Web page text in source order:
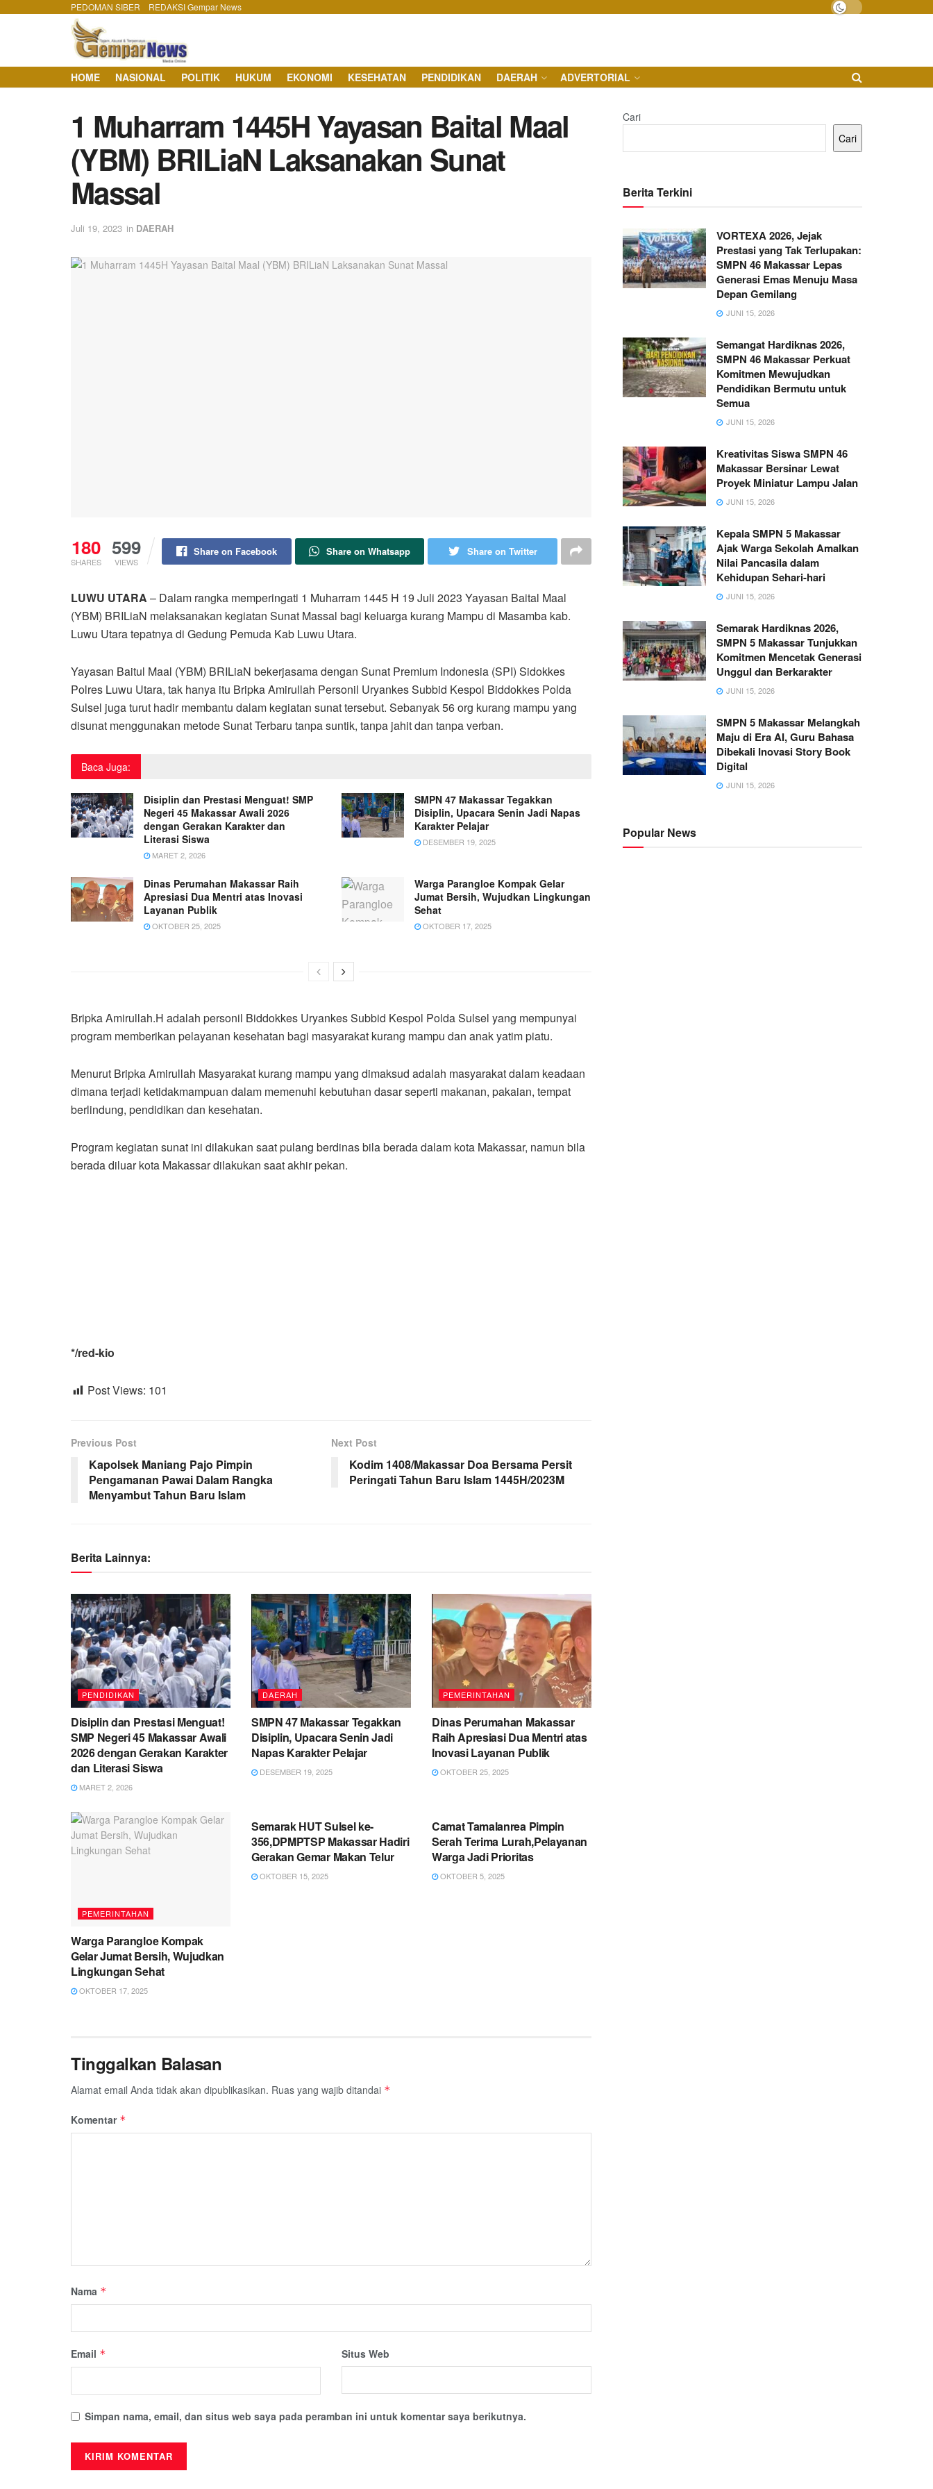
PEDOMAN SIBER REDAKSI Gempar News
HOME NASIONAL POLITIK HUKUM EKONOMI KESEHATAN PENDIDIKAN DAERAH ADVERTORIAL
1 Muharram 1445H Yayasan Baital Maal
(YBM) BRILiaN Laksanakan Sunat
Massal
Juli 19, 2023 in DAERAH
180
SHARES
599
VIEWS
Share on Facebook Share on Whatsapp Share on Twitter
LUWU UTARA – Dalam rangka memperingati 1 Muharram 1445 H 19 Juli 2023 Yayasan Baital Maal
(YBM) BRILiaN melaksanakan kegiatan Sunat Massal bagi keluarga kurang Mampu di Masamba kab.
Luwu Utara tepatnya di Gedung Pemuda Kab Luwu Utara.
Yayasan Baitul Maal (YBM) BRILiaN bekerjasama dengan Sunat Premium Indonesia (SPI) Sidokkes
Polres Luwu Utara, tak hanya itu Bripka Amirullah Personil Uryankes Subbid Kespol Biddokkes Polda
Sulsel juga turut hadir membantu dalam kegiatan sunat tersebut. Sebanyak 56 org kurang mampu yang
disunat menggunakan metode Sunat Terbaru tanpa suntik, tanpa jahit dan tanpa verban.
Baca Juga:
Disiplin dan Prestasi Menguat! SMP
Negeri 45 Makassar Awali 2026
dengan Gerakan Karakter dan
Literasi Siswa
MARET 2, 2026
SMPN 47 Makassar Tegakkan
Disiplin, Upacara Senin Jadi Napas
Karakter Pelajar
DESEMBER 19, 2025
Dinas Perumahan Makassar Raih
Apresiasi Dua Mentri atas Inovasi
Layanan Publik
OKTOBER 25, 2025
Warga Parangloe Kompak Gelar
Jumat Bersih, Wujudkan Lingkungan
Sehat
OKTOBER 17, 2025
Bripka Amirullah.H adalah personil Biddokkes Uryankes Subbid Kespol Polda Sulsel yang mempunyai
program memberikan pelayanan kesehatan bagi masyarakat kurang mampu dan anak yatim piatu.
Menurut Bripka Amirullah Masyarakat kurang mampu yang dimaksud adalah masyarakat dalam keadaan
dimana terjadi ketidakmampuan dalam memenuhi kebutuhan dasar seperti makanan, pakaian, tempat
berlindung, pendidikan dan kesehatan.
Program kegiatan sunat ini dilakukan saat pulang berdinas bila berada dalam kota Makassar, namun bila
berada diluar kota Makassar dilakukan saat akhir pekan.
*/red-kio
Post Views: 101
Previous Post
Kapolsek Maniang Pajo Pimpin
Pengamanan Pawai Dalam Rangka
Menyambut Tahun Baru Islam
Next Post
Kodim 1408/Makassar Doa Bersama Persit
Peringati Tahun Baru Islam 1445H/2023M
Berita Lainnya:
PENDIDIKAN
Disiplin dan Prestasi Menguat!
SMP Negeri 45 Makassar Awali
2026 dengan Gerakan Karakter
dan Literasi Siswa
MARET 2, 2026
DAERAH
SMPN 47 Makassar Tegakkan
Disiplin, Upacara Senin Jadi
Napas Karakter Pelajar
DESEMBER 19, 2025
PEMERINTAHAN
Dinas Perumahan Makassar
Raih Apresiasi Dua Mentri atas
Inovasi Layanan Publik
OKTOBER 25, 2025
PEMERINTAHAN
Warga Parangloe Kompak
Gelar Jumat Bersih, Wujudkan
Lingkungan Sehat
OKTOBER 17, 2025
Semarak HUT Sulsel ke-
356,DPMPTSP Makassar Hadiri
Gerakan Gemar Makan Telur
OKTOBER 15, 2025
Camat Tamalanrea Pimpin
Serah Terima Lurah,Pelayanan
Warga Jadi Prioritas
OKTOBER 5, 2025
Tinggalkan Balasan
Alamat email Anda tidak akan dipublikasikan. Ruas yang wajib ditandai *
Komentar *
Nama *
Email * Situs Web
Simpan nama, email, dan situs web saya pada peramban ini untuk komentar saya berikutnya.
Cari
Cari
Berita Terkini
VORTEXA 2026, Jejak
Prestasi yang Tak Terlupakan:
SMPN 46 Makassar Lepas
Generasi Emas Menuju Masa
Depan Gemilang
JUNI 15, 2026
Semangat Hardiknas 2026,
SMPN 46 Makassar Perkuat
Komitmen Mewujudkan
Pendidikan Bermutu untuk
Semua
JUNI 15, 2026
Kreativitas Siswa SMPN 46
Makassar Bersinar Lewat
Proyek Miniatur Lampu Jalan
JUNI 15, 2026
Kepala SMPN 5 Makassar
Ajak Warga Sekolah Amalkan
Nilai Pancasila dalam
Kehidupan Sehari-hari
JUNI 15, 2026
Semarak Hardiknas 2026,
SMPN 5 Makassar Tunjukkan
Komitmen Mencetak Generasi
Unggul dan Berkarakter
JUNI 15, 2026
SMPN 5 Makassar Melangkah
Maju di Era AI, Guru Bahasa
Dibekali Inovasi Story Book
Digital
JUNI 15, 2026
Popular News